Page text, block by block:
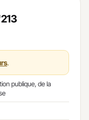
.
publique, de la